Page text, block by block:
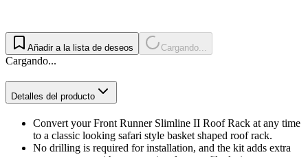
Añadir a la lista de deseos Cargando...
Cargando...
Detalles del producto
Convert your Front Runner Slimline II Roof Rack at any time
to a classic looking safari style basket shaped roof rack.
No drilling is required for installation, and the kit adds extra